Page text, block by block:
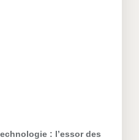
: l’essor des